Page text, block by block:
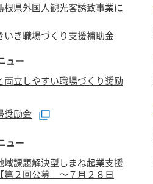
根県外国人観光客誘致事業に
いき職場づくり支援補助金
ュー
両立しやすい職場づくり奨励
奨励金
ュー
課題解決型しまね起業支援
第２回公募 ～７月２８日